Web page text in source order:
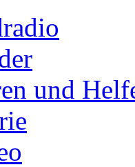
und